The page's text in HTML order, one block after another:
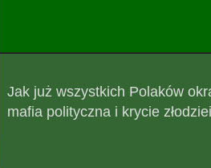
Jak już wszystkich Polaków
mafia polityczna i krycie